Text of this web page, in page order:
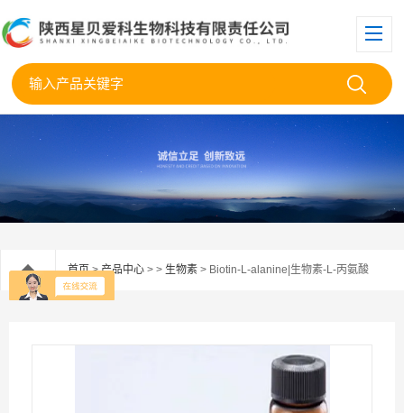
首页>产品中心 > > 生物素 > Biotin-L-alanine|生物素-L-丙氨酸